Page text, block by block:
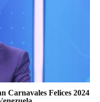
Carnavales Felices 2024